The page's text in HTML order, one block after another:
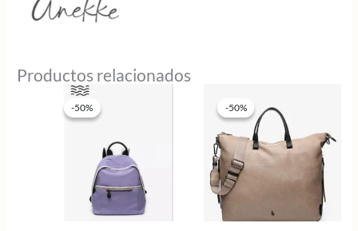
Productos relacionados
-50%
-50% -50%
-50%